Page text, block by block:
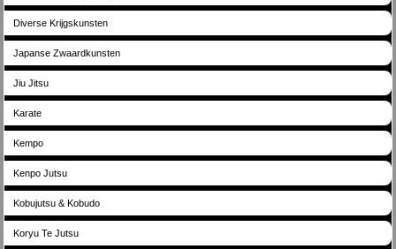
Diverse Krijgskunsten
Japanse Zwaardkunsten
Jiu Jitsu
Karate
Kempo
Kenpo Jutsu
Kobujutsu & Kobudo
Koryu Te Jutsu